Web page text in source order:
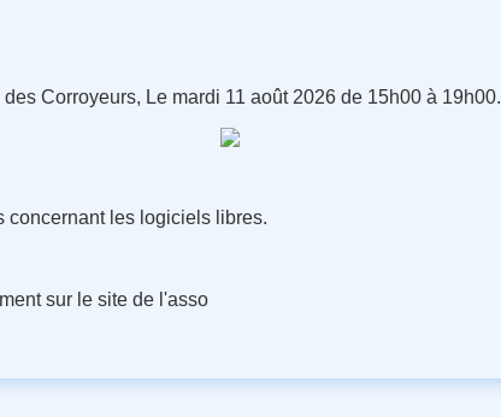
Corroyeurs, Le mardi 11 août 2026 de 15h00 à 19h00.
concernant les logiciels libres.
sur le site de l'asso